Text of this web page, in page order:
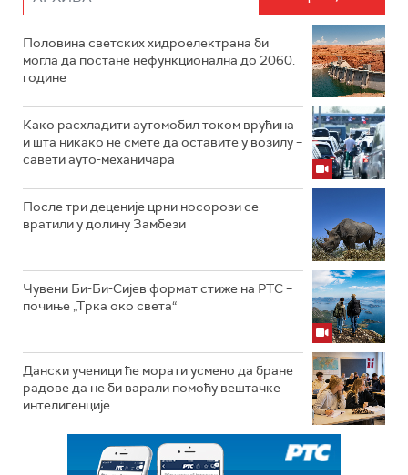
Половина светских хидроелектрана би
могла да постане нефункционална до 2060.
године
Како расхладити аутомобил током врућина
и шта никако не смете да оставите у возилу –
савети ауто-механичара
После три деценије црни носорози се
вратили у долину Замбези
Чувени Би-Би-Сијев формат стиже на РТС –
почиње „Трка око света“
Дански ученици ће морати усмено да бране
радове да не би варали помоћу вештачке
интелигенције